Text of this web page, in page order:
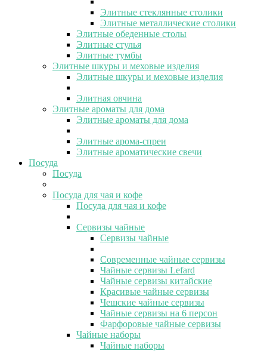
Элитные стеклянные столики
Элитные металлические столики
Элитные обеденные столы
Элитные стулья
Элитные тумбы
Элитные шкуры и меховые изделия
Элитные шкуры и меховые изделия
Элитная овчина
Элитные ароматы для дома
Элитные ароматы для дома
Элитные арома-спреи
Элитные ароматические свечи
Посуда
Посуда
Посуда для чая и кофе
Посуда для чая и кофе
Сервизы чайные
Сервизы чайные
Современные чайные сервизы
Чайные сервизы Lefard
Чайные сервизы китайские
Красивые чайные сервизы
Чешские чайные сервизы
Чайные сервизы на 6 персон
Фарфоровые чайные сервизы
Чайные наборы
Чайные наборы